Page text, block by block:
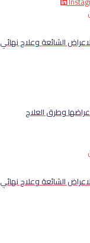
الشائعة وعلاج نهائي
وطرق العلاج
الشائعة وعلاج نهائي